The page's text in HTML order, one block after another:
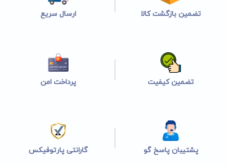
تضمین بازگشت کالا ارسال سریع
تضمین کیفیت پرداخت امن
پشتیبان پاسخ گو گارانتی پارتوفیکس